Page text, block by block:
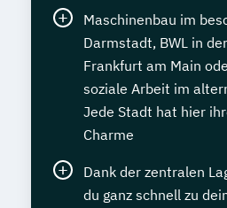
Maschinenbau im
Darmstadt, BWL in
Frankfurt am Main
soziale Arbeit im
Jede Stadt hat hier
Charme
Dank der zentralen
du ganz schnell zu